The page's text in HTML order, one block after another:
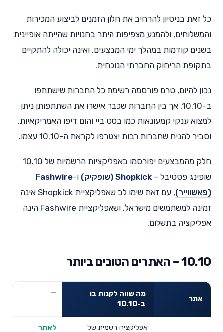
כל זאת בניסיון להרחיב את חלון הזמנים לביצוע המכירות
והמשלוחים, ולהמנע מצפיפות היתר בחנויות שהייתה אופיינית
בשנים קודמות במהלך ימי המבצעים, ואינה יכולה להתקיים
בתקופת הריחוק החברתי הנוכחית.
נכון להיום, טרם פורסמה רשימת כל החברות שישתתפו
ב-10.10, אך בין החברות שכבר אישרו את השתתפותן ניתן
למצוא ענקי קמעונאות כמו בסט ביי והום דיפו האמריקאיות,
וסביר להניח שחברות רבות יצטרפו לקראת ה-10.10 עצמו.
חלק מהמבצעים יפורסמו באפליקציות הרשמיות של 10.10
שופינג פסטיבל – Shopkick (שופקיק) ו-Fashwire
(פאשווייר)
, עם זאת שימו לב שאפליקציית Shopkick אינה
זמינה למשתמשים מישראל, ושאפליקציית Fashwire הינה
אפליקציה בתשלום.
10.10 – האתרים הטובים ביותר
אתר
מה שווה לקנות בו
ב-10.10
אפליקציה רשמית של
לאתר